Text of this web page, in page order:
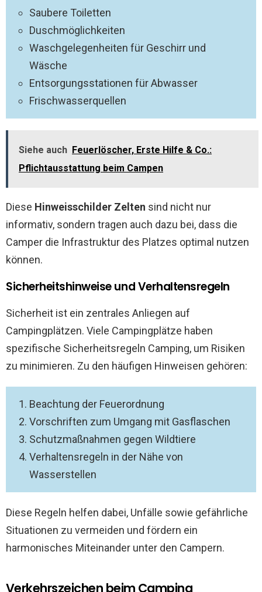
Saubere Toiletten
Duschmöglichkeiten
Waschgelegenheiten für Geschirr und
Wäsche
Entsorgungsstationen für Abwasser
Frischwasserquellen
Siehe auch Feuerlöscher, Erste Hilfe & Co.:
Pflichtausstattung beim Campen
Diese Hinweisschilder Zelten sind nicht nur
informativ, sondern tragen auch dazu bei, dass die
Camper die Infrastruktur des Platzes optimal nutzen
können.
Sicherheitshinweise und Verhaltensregeln
Sicherheit ist ein zentrales Anliegen auf
Campingplätzen. Viele Campingplätze haben
spezifische Sicherheitsregeln Camping, um Risiken
zu minimieren. Zu den häufigen Hinweisen gehören:
Beachtung der Feuerordnung
Vorschriften zum Umgang mit Gasflaschen
Schutzmaßnahmen gegen Wildtiere
Verhaltensregeln in der Nähe von
Wasserstellen
Diese Regeln helfen dabei, Unfälle sowie gefährliche
Situationen zu vermeiden und fördern ein
harmonisches Miteinander unter den Campern.
Verkehrszeichen beim Camping